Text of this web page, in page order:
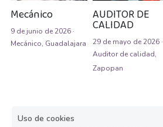
Auxiliar en mantenimiento
Auxiliar en sistemas
Auxiliar general
Avenida Aviación
Mecánico
9 de junio de 2026·
Mecánico, Guadalajara
AUDITOR DE
CALIDAD
29 de mayo de 2026·
Auditor de calidad,
Zapopan
Uso de cookies